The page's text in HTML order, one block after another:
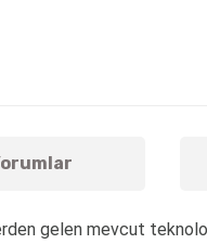
gelen mevcut